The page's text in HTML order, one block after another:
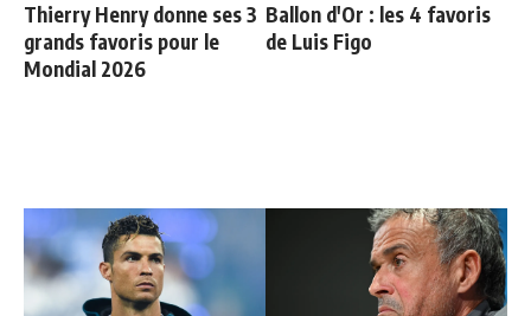
Thierry Henry donne ses 3
grands favoris pour le
Mondial 2026
Ballon d'Or : les 4 favoris
de Luis Figo